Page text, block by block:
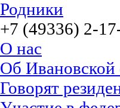
+7 (49336) 2-
О нас
Об Ивановской
Говорят